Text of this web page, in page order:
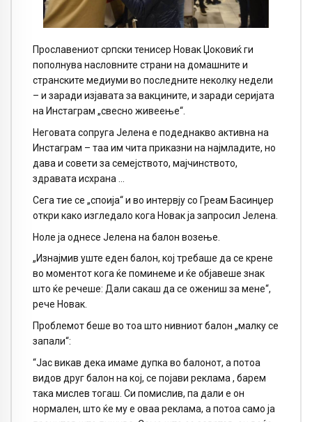
Прославениот српски тенисер Новак Џоковиќ ги
пополнува насловните страни на домашните и
странските медиуми во последните неколку недели
– и заради изјавата за вакцините, и заради серијата
на Инстаграм „свесно живеење“.
Неговата сопруга Јелена е подеднакво активна на
Инстаграм – таа им чита приказни на најмладите, но
дава и совети за семејството, мајчинството,
здравата исхрана …
Сега тие се „споија“ и во интервју со Греам Басинџер
откри како изгледало кога Новак ја запросил Јелена.
Ноле ја однесе Јелена на балон возење.
„Изнајмив уште еден балон, кој требаше да се крене
во моментот кога ќе поминеме и ќе објавеше знак
што ќе речеше: Дали сакаш да се ожениш за мене“,
рече Новак.
Проблемот беше во тоа што нивниот балон „малку се
запали“:
“Јас викав дека имаме дупка во балонот, а потоа
видов друг балон на кој, се појави реклама , барем
така мислев тогаш. Си помислив, па дали е он
нормален, што ќе му е оваа реклама, а потоа само ја